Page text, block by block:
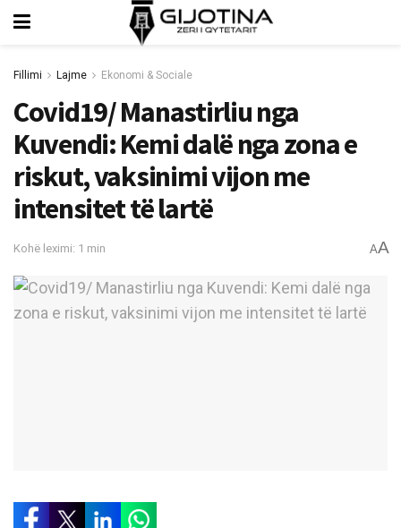
Fillimi Lajme Ekonomi & Sociale
Covid19/ Manastirliu nga
Kuvendi: Kemi dalë nga zona e
riskut, vaksinimi vijon me
intensitet të lartë
Kohë leximi: 1 min AA